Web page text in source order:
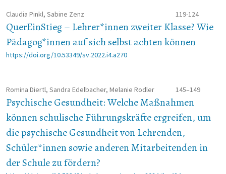
Claudia Pinkl, Sabine Zenz 119-124
QuerEinStieg – Lehrer*innen zweiter Klasse? Wie
Pädagog*innen auf sich selbst achten können
https://doi.org/10.53349/sv.2022.i4.a270
Romina Diertl, Sandra Edelbacher, Melanie Rodler 145–149
Psychische Gesundheit: Welche Maßnahmen
können schulische Führungskräfte ergreifen, um
die psychische Gesundheit von Lehrenden,
Schüler*innen sowie anderen Mitarbeitenden in
der Schule zu fördern?